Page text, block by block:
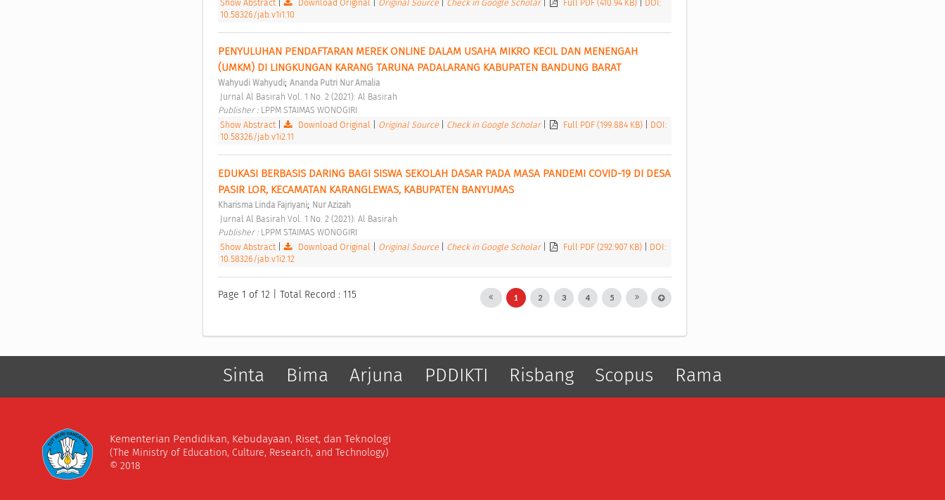
Show Abstract| Download Original Original Source Check in Google Scholar Full PDF (410.94 KB)
DOI:
10.58326/jab.v1i1.10
PENYULUHAN PENDAFTARAN MEREK ONLINE DALAM USAHA MIKRO KECIL DAN MENENGAH
(UMKM) DI LINGKUNGAN KARANG TARUNA PADALARANG KABUPATEN BANDUNG BARAT
Wahyudi Wahyudi; Ananda Putri Nur Amalia
Jurnal Al Basirah Vol. 1 No. 2 (2021): Al Basirah
Publisher : LPPM STAIMAS WONOGIRI
Show Abstract| Download Original Original Source Check in Google Scholar Full PDF (199.884 KB)
DOI:
10.58326/jab.v1i2.11
EDUKASI BERBASIS DARING BAGI SISWA SEKOLAH DASAR PADA MASA PANDEMI COVID-19 DI DESA
PASIR LOR, KECAMATAN KARANGLEWAS, KABUPATEN BANYUMAS
Kharisma Linda Fajriyani; Nur Azizah
Jurnal Al Basirah Vol. 1 No. 2 (2021): Al Basirah
Publisher : LPPM STAIMAS WONOGIRI
Show Abstract| Download Original Original Source Check in Google Scholar Full PDF (292.907 KB)
DOI:
10.58326/jab.v1i2.12
Page 1 of 12 | Total Record : 115 1 2 3 4 5
Sinta Bima Arjuna PDDIKTI Risbang Scopus Rama
Kementerian Pendidikan, Kebudayaan, Riset, dan Teknologi
(The Ministry of Education, Culture, Research, and Technology)
© 2018